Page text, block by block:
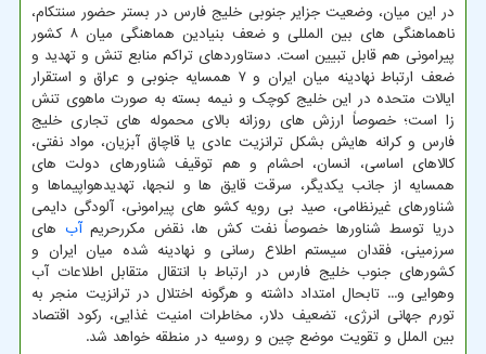
در این میان، وضعیت جزایر جنوبی خلیج فارس در بستر حضور سنتکام،
ناهماهنگی های بین المللی و ضعف بنیادین هماهنگی میان ۸ کشور
پیرامونی هم قابل تبیین است. دستاوردهای تراکم منابع تنش و تهدید و
ضعف ارتباط نهادینه میان ایران و ۷ همسایه جنوبی و عراق و استقرار
ایالات متحده در این خلیج کوچک و نیمه بسته به صورت ماهوی تنش
زا است؛ خصوصاً ارزش های روزانه بالای محموله های تجاری خلیج
فارس و کرانه هایش بشکل ترانزیت عادی یا قاچاق آبزیان، مواد نفتی،
کالاهای اساسی، انسان، احشام و هم توقیف شناورهای دولت های
همسایه از جانب یکدیگر، سرقت قایق ها و لنجها، تهدیدهواپیماها و
شناورهای غیرنظامی، صید بی رویه کشو های پیرامونی، آلودگی دایمی
دریا توسط شناورها خصوصاً نفت کش ها، نقض مکررحریمآب های
سرزمینی، فقدان سیستم اطلاع رسانی و نهادینه شده میان ایران و
کشورهای جنوب خلیج فارس در ارتباط با انتقال متقابل اطلاعات آب
وهوایی و... تابحال امتداد داشته و هرگونه اختلال در ترانزیت منجر به
تورم جهانی انرژی، تضعیف دلار، مخاطرات امنیت غذایی، رکود اقتصاد
بین الملل و تقویت موضع چین و روسیه در منطقه خواهد شد.